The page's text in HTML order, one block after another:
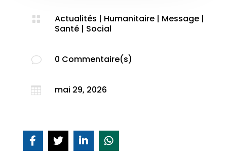
 Actualités | Humanitaire| Message|
Santé| Social
v 0 Commentaire(s)
 mai 29, 2026